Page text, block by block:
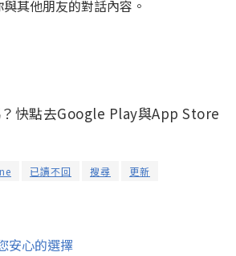
其他朋友的對話內容。
快點去Google Play與App Store
已讀不回 搜尋 更新
安心的選擇